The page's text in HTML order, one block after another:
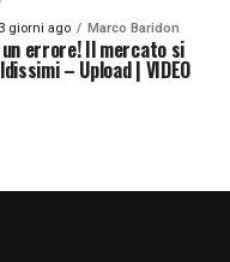
3 giorni ago Marco Baridon
errore! Il mercato si
– Upload | VIDEO